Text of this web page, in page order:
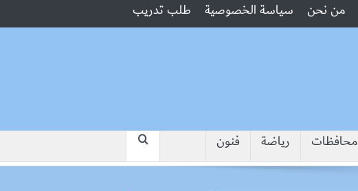
من نحن سياسة الخصوصية طلب تدريب
محافظات رياضة
فنون